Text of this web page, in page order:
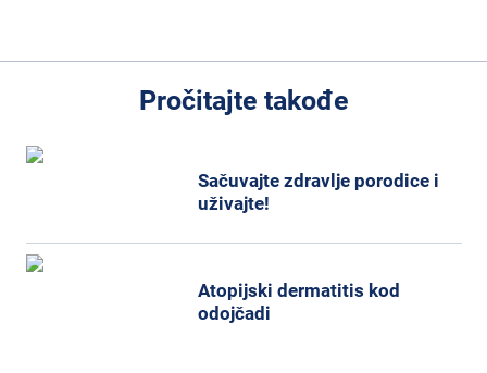
Pročitajte takođe
Sačuvajte zdravlje porodice i
uživajte!
Atopijski dermatitis kod
odojčadi